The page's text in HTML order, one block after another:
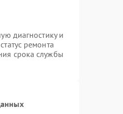
диагностику и
ремонта
срока службы